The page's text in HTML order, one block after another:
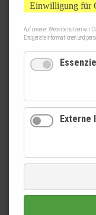
Einwilligung für
Auf unserer Website nutzen wir
Endgeräteinformationen und
Externe